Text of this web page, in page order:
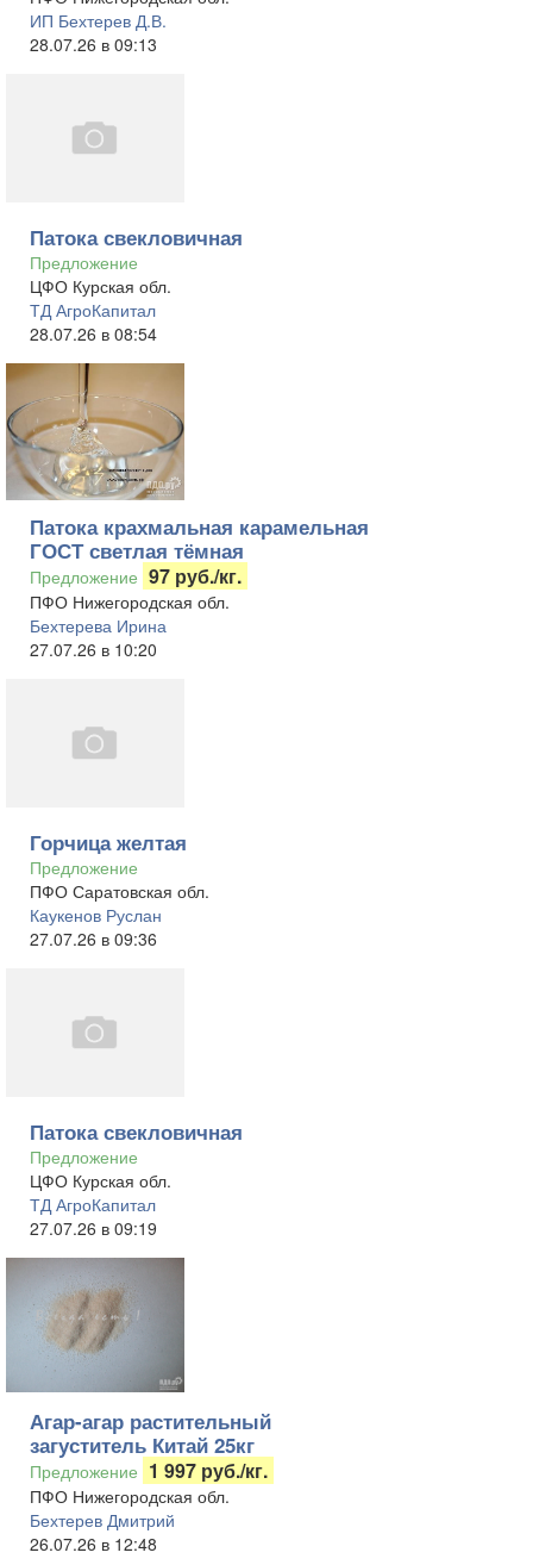
ИП Бехтерев Д.В.
28.07.26 в 09:13
Патока свекловичная
Предложение
ЦФО Курская обл.
ТД АгроКапитал
28.07.26 в 08:54
Патока крахмальная карамельная
ГОСТ светлая тёмная
Предложение 97 руб./кг.
ПФО Нижегородская обл.
Бехтерева Ирина
27.07.26 в 10:20
Горчица желтая
Предложение
ПФО Саратовская обл.
Каукенов Руслан
27.07.26 в 09:36
Патока свекловичная
Предложение
ЦФО Курская обл.
ТД АгроКапитал
27.07.26 в 09:19
Агар-агар растительный
загуститель Китай 25кг
Предложение 1 997 руб./кг.
ПФО Нижегородская обл.
Бехтерев Дмитрий
26.07.26 в 12:48